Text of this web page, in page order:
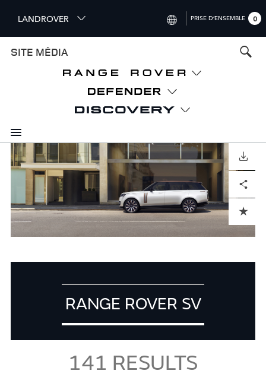
i
p
n
c
o
n
n
LANDROVER
NORTH AMERICA (ENGLISH)
CHINA (中国（中文))
FRANCE (FRANÇAIS)
SPAIN (ESPAÑOL)
ITALY (ITALIANO)
PRISE D’ENSEMBLE 0
SITE MÉDIA
TÉLÉCHARGER
ADD TO CART
Facebook
X LinkedIn Share
RANGE ROVER SV
141 RESULTS